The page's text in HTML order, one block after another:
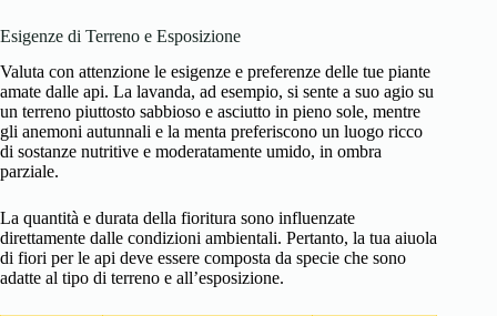
Esigenze di Terreno e Esposizione
Valuta con attenzione le esigenze e preferenze delle tue piante
amate dalle api. La lavanda, ad esempio, si sente a suo agio su
un terreno piuttosto sabbioso e asciutto in pieno sole, mentre
gli anemoni autunnali e la menta preferiscono un luogo ricco
di sostanze nutritive e moderatamente umido, in ombra
parziale.
La quantità e durata della fioritura sono influenzate
direttamente dalle condizioni ambientali. Pertanto, la tua aiuola
di fiori per le api deve essere composta da specie che sono
adatte al tipo di terreno e all’esposizione.